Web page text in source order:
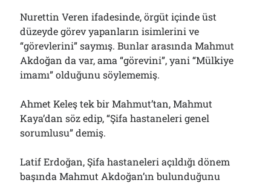
Nurettin Veren ifadesinde, örgüt içinde üst
düzeyde görev yapanların isimlerini ve
“görevlerini” saymış. Bunlar arasında Mahmut
Akdoğan da var, ama “görevini”, yani “Mülkiye
imamı” olduğunu söylememiş.
Ahmet Keleş tek bir Mahmut’tan, Mahmut
Kaya’dan söz edip, “Şifa hastaneleri genel
sorumlusu” demiş.
Latif Erdoğan, Şifa hastaneleri açıldığı dönem
başında Mahmut Akdoğan’ın bulunduğunu